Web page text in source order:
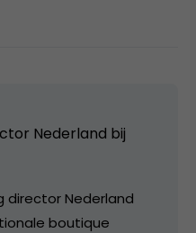
Nederland bij
director Nederland
boutique